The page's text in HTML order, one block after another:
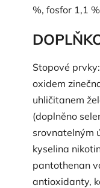
%, fosfor 1,1
Stopové
oxidem
uhličitanem
(doplněno
srovnatelným
kyselina
pantothenan
antioxidanty,